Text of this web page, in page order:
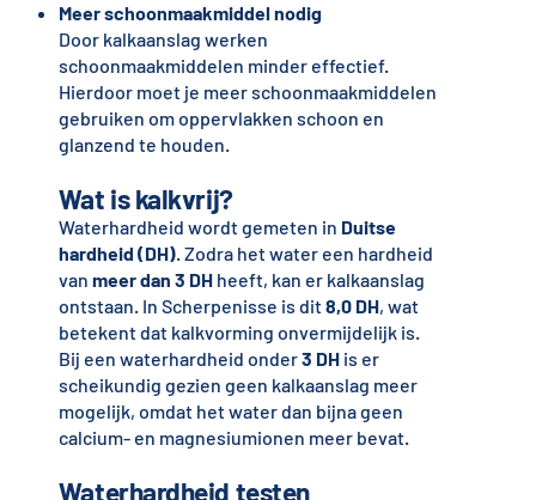
Meer schoonmaakmiddel nodig
Door kalkaanslag werken
schoonmaakmiddelen minder effectief.
Hierdoor moet je meer schoonmaakmiddelen
gebruiken om oppervlakken schoon en
glanzend te houden.
Wat is kalkvrij?
Waterhardheid wordt gemeten in Duitse
hardheid (DH). Zodra het water een hardheid
van meer dan 3 DHheeft, kan er kalkaanslag
ontstaan. In Scherpenisse is dit8,0 DH, wat
betekent dat kalkvorming onvermijdelijk is.
Bij een waterhardheid onder3 DHis er
scheikundig gezien geen kalkaanslag meer
mogelijk, omdat het water dan bijna geen
calcium- en magnesiumionen meer bevat.
Waterhardheid testen